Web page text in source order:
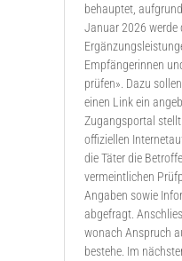
behauptet,
Januar 2026 werde
Empfängerinnen
prüfen». Dazu
einen Link ein
Zugangsportal
offiziellen
die Täter die
vermeintlichen
Angaben sowie
abgefragt.
wonach Anspruch
bestehe. Im